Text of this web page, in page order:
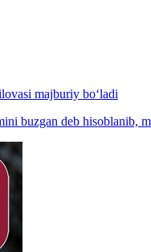
majburiy bo‘ladi
buzgan deb hisoblanib,